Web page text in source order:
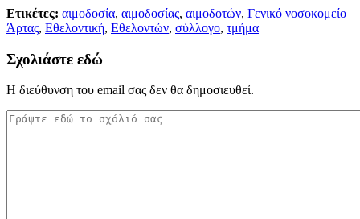
Μοιραστείτε
Ετικέτες: αιμοδοσία, αιμοδοσίας, αιμοδοτών, Γενικό νοσοκομείο
Άρτας, Εθελοντική, Εθελοντών, σύλλογο, τμήμα
Σχολιάστε εδώ
Η διεύθυνση του email σας δεν θα δημοσιευθεί.